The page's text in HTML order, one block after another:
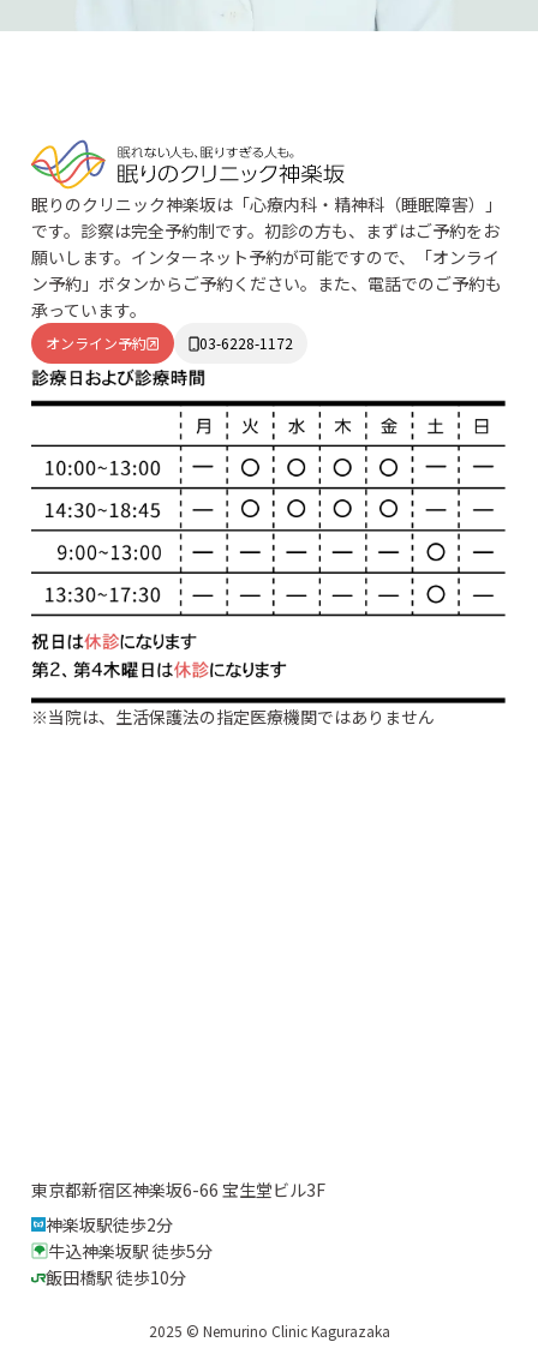
眠りのクリニック神楽坂は「心療内科・精神科（睡眠障害）」
です。診察は完全予約制です。初診の方も、まずはご予約をお
願いします。インターネット予約が可能ですので、「オンライ
ン予約」ボタンからご予約ください。また、電話でのご予約も
承っています。
オンライン予約 03-6228-1172
※当院は、生活保護法の指定医療機関ではありません
東京都新宿区神楽坂6-66 宝生堂ビル3F
神楽坂駅徒歩2分
牛込神楽坂駅 徒歩5分
飯田橋駅 徒歩10分
2025 © Nemurino Clinic Kagurazaka